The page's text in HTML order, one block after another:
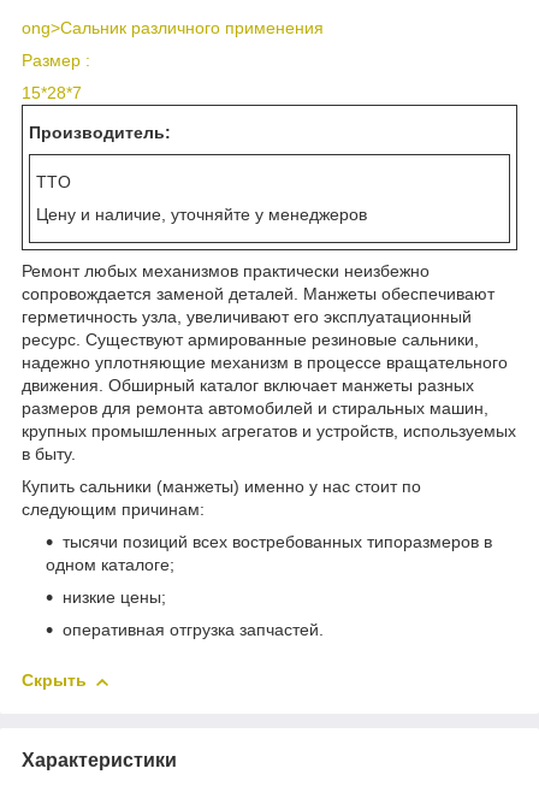
ong>Сальник различного применения
Размер :
15*28*7
Производитель:
TTO
Цену и наличие, уточняйте у менеджеров
Ремонт любых механизмов практически неизбежно
сопровождается заменой деталей. Манжеты обеспечивают
герметичность узла, увеличивают его эксплуатационный
ресурс. Существуют армированные резиновые сальники,
надежно уплотняющие механизм в процессе вращательного
движения. Обширный каталог включает манжеты разных
размеров для ремонта автомобилей и стиральных машин,
крупных промышленных агрегатов и устройств, используемых
в быту.
Купить сальники (манжеты) именно у нас стоит по
следующим причинам:
тысячи позиций всех востребованных типоразмеров в
одном каталоге;
низкие цены;
оперативная отгрузка запчастей.
Скрыть
Характеристики